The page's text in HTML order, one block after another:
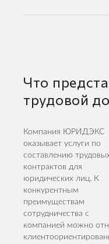
Что
трудовой
Компания ЮРИДЭКС
оказывает услуги по
составлению
контрактов для
юридических лиц. К
конкурентным
преимуществам
сотрудничества с
компанией можно